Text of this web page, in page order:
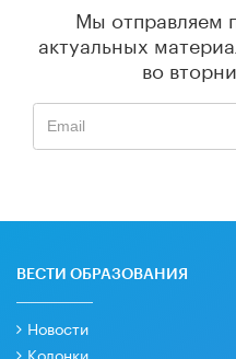
Мы отправляем
актуальных
во
ВЕСТИ ОБРАЗОВАНИЯ
Новости
Колонки